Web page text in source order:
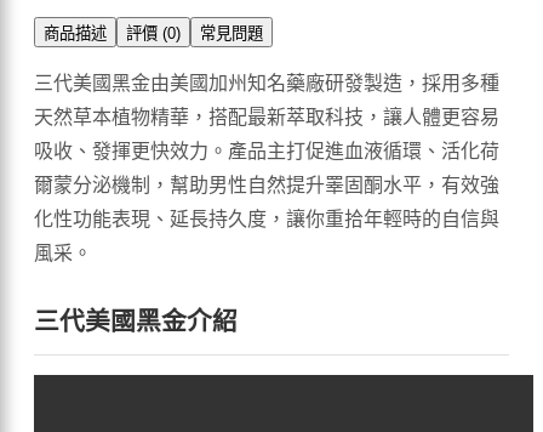
商品描述 評價 (0) 常見問題
三代美國黑金由美國加州知名藥廠研發製造，採用多種
天然草本植物精華，搭配最新萃取科技，讓人體更容易
吸收、發揮更快效力。產品主打促進血液循環、活化荷
爾蒙分泌機制，幫助男性自然提升睪固酮水平，有效強
化性功能表現、延長持久度，讓你重拾年輕時的自信與
風采。
三代美國黑金介紹